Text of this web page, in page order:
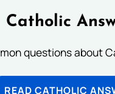
Catholic
questions about
READ CATHOLIC